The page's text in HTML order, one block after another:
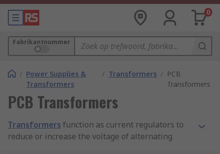
0
Fabrikantnummer
/ Power Supplies &
Transformers
/ Transformers / PCB
Transformers
PCB Transformers
Transformers function as current regulators to
reduce or increase the voltage of alternating